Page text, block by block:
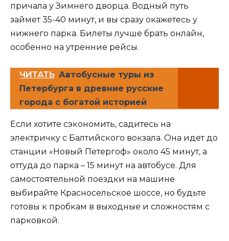
причала у Зимнего дворца. Водный путь
займет 35-40 минут, и вы сразу окажетесь у
нижнего парка. Билеты лучше брать онлайн,
особенно на утренние рейсы.
ЧИТАТЬ Автобусные туры из
Петербурга в древние русские
города с богатой историей
Если хотите сэкономить, садитесь на
электричку с Балтийского вокзала. Она идет до
станции «Новый Петергоф» около 45 минут, а
оттуда до парка – 15 минут на автобусе. Для
самостоятельной поездки на машине
выбирайте Красносельское шоссе, но будьте
готовы к пробкам в выходные и сложностям с
парковкой.